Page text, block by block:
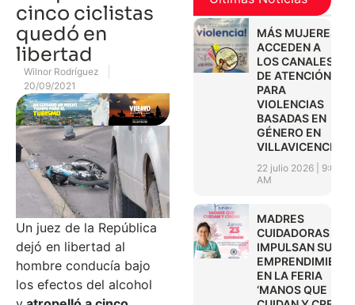
cinco ciclistas
quedó en
libertad
Wilnor Rodríguez
20/09/2021
Un juez de la República
dejó en libertad al
hombre conducía bajo
los efectos del alcohol
MÁS MUJERES
ACCEDEN A
LOS CANALES
DE ATENCIÓN
PARA
VIOLENCIAS
BASADAS EN
GÉNERO EN
VILLAVICENCIO
22 julio 2026
9:01
AM
MADRES
CUIDADORAS
IMPULSAN SUS
EN LA FERIA
‘MANOS QUE